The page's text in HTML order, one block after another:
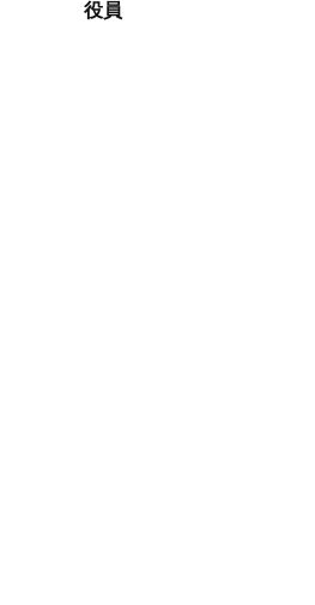
役員